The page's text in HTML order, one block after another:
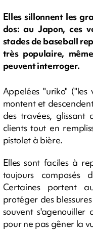
Elles sillonnent les
dos: au Japon, ces
stades de baseball
très populaire,
peuvent interroger.
Appelées "uriko" ("les
montent et
des travées, glissant
clients tout en
pistolet à bière.
Elles sont faciles à
toujours composés
Certaines portent
protéger des
souvent
pour ne pas gêner la